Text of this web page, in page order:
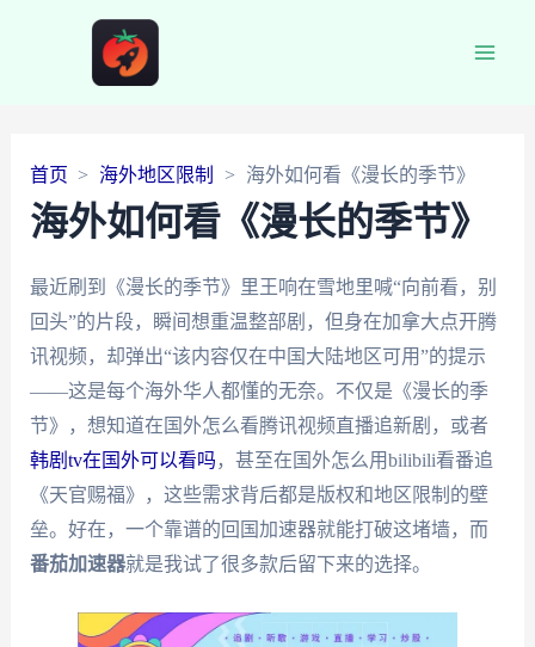
首页 海外地区限制 海外如何看《漫长的季节》
海外如何看《漫长的季节》
最近刷到《漫长的季节》里王响在雪地里喊“向前看，别
回头”的片段，瞬间想重温整部剧，但身在加拿大点开腾
讯视频，却弹出“该内容仅在中国大陆地区可用”的提示
——这是每个海外华人都懂的无奈。不仅是《漫长的季
节》，想知道在国外怎么看腾讯视频直播追新剧，或者
韩剧tv在国外可以看吗 ，甚至在国外怎么用bilibili看番追
《天官赐福》，这些需求背后都是版权和地区限制的壁
垒。好在，一个靠谱的回国加速器就能打破这堵墙，而
番茄加速器就是我试了很多款后留下来的选择。